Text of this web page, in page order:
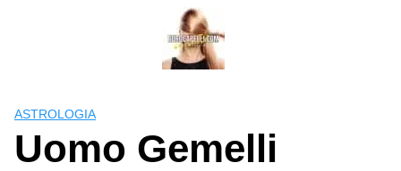
ASTROLOGIA
Uomo Gemelli